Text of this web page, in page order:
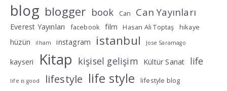
blog blogger book Can Can Yayınları
Everest Yayınları facebook film Hasan Ali Toptaş hikaye
hüzün ilham instagram istanbul Jose Saramago
kayseri Kitap kişisel gelişim Kültür Sanat life
life is good lifestyle life style lifestyle blog